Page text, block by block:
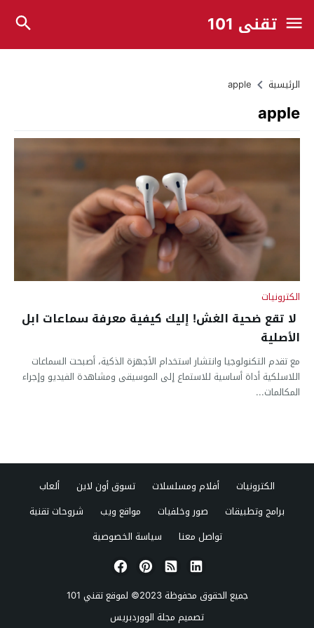
تقني 101
الرئيسية apple
apple
الكترونيات
لا تقع ضحية الغش! إليك كيفية معرفة سماعات ابل
الأصلية
مع تقدم التكنولوجيا وانتشار استخدام الأجهزة الذكية، أصبحت السماعات
اللاسلكية أداة أساسية للاستماع إلى الموسيقى ومشاهدة الفيديو وإجراء
المكالمات...
الكترونيات أفلام ومسلسلات تسوق أون لاين
ألعاب
برامج وتطبيقات
صور وخلفيات مواقع ويب
شروحات تقنية
تواصل معنا
سياسة الخصوصية
جميع الحقوق محفوظة 2023© لموقع
تقني 101
تصميم مجلة الووردبريس